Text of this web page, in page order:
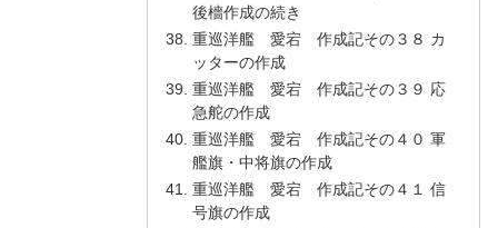
後檣作成の続き
重巡洋艦 愛宕 作成記その３８ カ
ッターの作成
重巡洋艦 愛宕 作成記その３９ 応
急舵の作成
重巡洋艦 愛宕 作成記その４０ 軍
艦旗・中将旗の作成
重巡洋艦 愛宕 作成記その４１ 信
号旗の作成